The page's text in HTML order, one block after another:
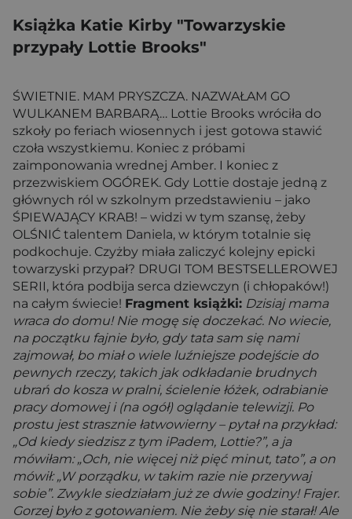
Książka Katie Kirby "Towarzyskie
przypały Lottie Brooks"
ŚWIETNIE. MAM PRYSZCZA. NAZWAŁAM GO
WULKANEM BARBARĄ… Lottie Brooks wróciła do
szkoły po feriach wiosennych i jest gotowa stawić
czoła wszystkiemu. Koniec z próbami
zaimponowania wrednej Amber. I koniec z
przezwiskiem OGÓREK. Gdy Lottie dostaje jedną z
głównych ról w szkolnym przedstawieniu – jako
ŚPIEWAJĄCY KRAB! – widzi w tym szansę, żeby
OLŚNIĆ talentem Daniela, w którym totalnie się
podkochuje. Czyżby miała zaliczyć kolejny epicki
towarzyski przypał? DRUGI TOM BESTSELLEROWEJ
SERII, która podbija serca dziewczyn (i chłopaków!)
na całym świecie! Fragment książki: Dzisiaj mama
wraca do domu! Nie mogę się doczekać. No wiecie,
na początku fajnie było, gdy tata sam się nami
zajmował, bo miał o wiele luźniejsze podejście do
pewnych rzeczy, takich jak odkładanie brudnych
ubrań do kosza w pralni, ścielenie łóżek, odrabianie
pracy domowej i (na ogół) oglądanie telewizji. Po
prostu jest strasznie łatwowierny – pytał na przykład:
„Od kiedy siedzisz z tym iPadem, Lottie?”, a ja
mówiłam: „Och, nie więcej niż pięć minut, tato”, a on
mówił: „W porządku, w takim razie nie przerywaj
sobie”. Zwykle siedziałam już ze dwie godziny! Frajer.
Gorzej było z gotowaniem. Nie żeby się nie starał! Ale